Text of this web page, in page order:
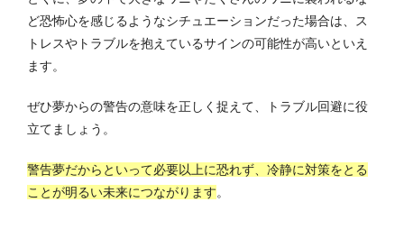
ど恐怖心を感じるようなシチュエーションだった場合は、ス
トレスやトラブルを抱えているサインの可能性が高いといえ
ます。
ぜひ夢からの警告の意味を正しく捉えて、トラブル回避に役
立てましょう。
警告夢だからといって必要以上に恐れず、冷静に対策をとる
ことが明るい未来につながります。